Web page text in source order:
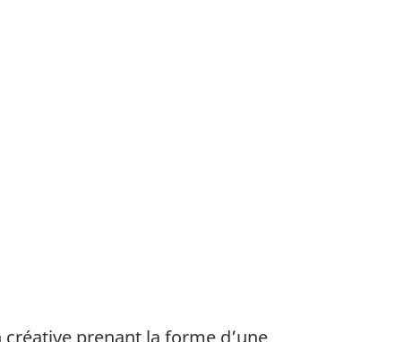
prenant la forme d’une